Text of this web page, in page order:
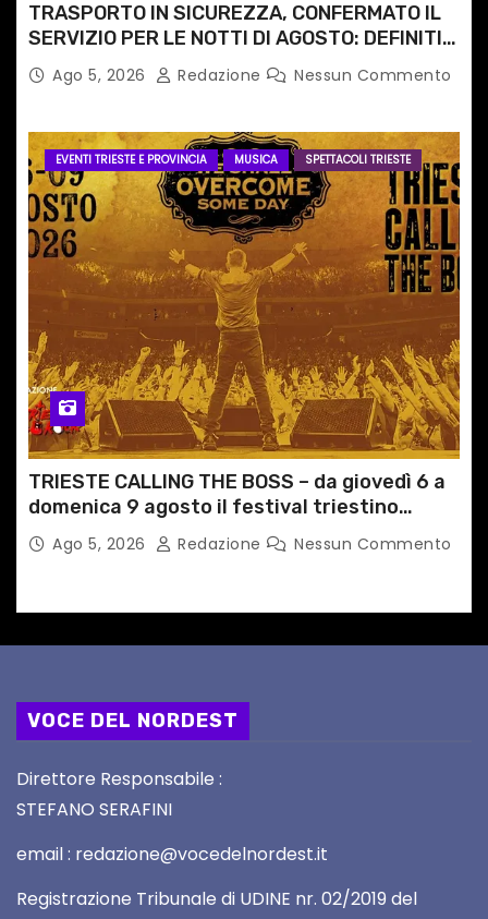
TRASPORTO IN SICUREZZA, CONFERMATO IL
SERVIZIO PER LE NOTTI DI AGOSTO: DEFINITI
PERCORSI, FERMATE E ORARIO
Ago 5, 2026 Redazione Nessun Commento
EVENTI TRIESTE E PROVINCIA MUSICA SPETTACOLI TRIESTE
TRIESTE CALLING THE BOSS – da giovedì 6 a
domenica 9 agosto il festival triestino
dedicato a Springsteen
Ago 5, 2026 Redazione Nessun Commento
VOCE DEL NORDEST
Direttore Responsabile :
STEFANO SERAFINI
email : redazione@vocedelnordest.it
Registrazione Tribunale di UDINE nr. 02/2019 del